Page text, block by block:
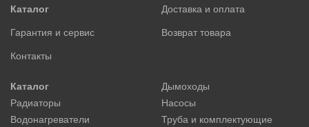
Каталог
Доставка и оплата
Гарантия и сервис
Возврат товара
Контакты
Каталог
Дымоходы
Радиаторы
Насосы
Водонагреватели
Труба и комплектующие